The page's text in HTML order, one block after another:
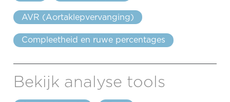
AVR (Aortaklepvervanging)
Compleetheid en ruwe percentages
Bekijk analyse tools